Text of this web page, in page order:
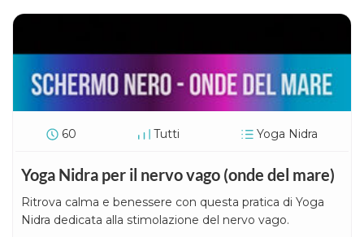
60 Tutti Yoga Nidra
Yoga Nidra per il nervo vago (onde del mare)
Ritrova calma e benessere con questa pratica di Yoga
Nidra dedicata alla stimolazione del nervo vago.